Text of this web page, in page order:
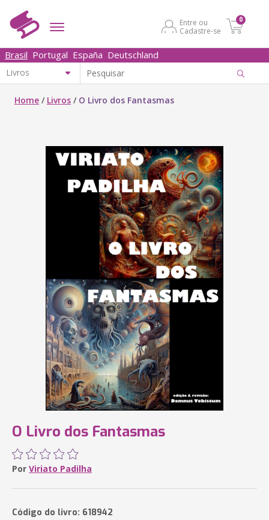
Entre ou
Cadastre-se
0
Brasil Portugal España Deutschland
Home / Livros / O Livro dos Fantasmas
O Livro dos Fantasmas
Por Viriato Padilha
Código do livro: 618942